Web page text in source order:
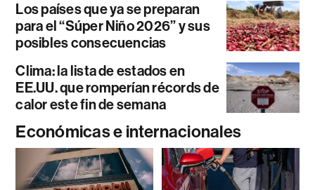
Los países que ya se preparan
para el “Súper Niño 2026” y sus
posibles consecuencias
Clima: la lista de estados en
EE.UU. que romperían récords de
calor este fin de semana
Económicas e internacionales